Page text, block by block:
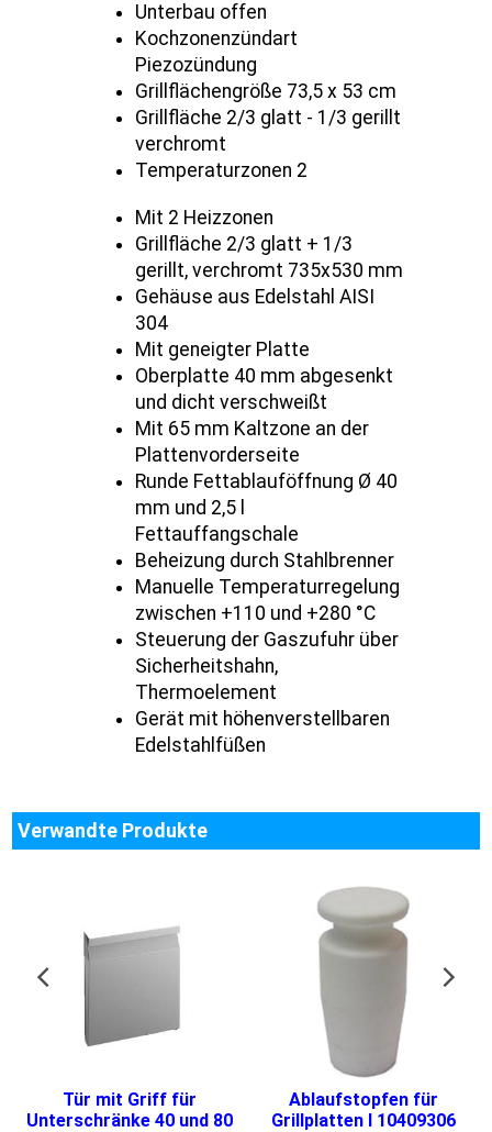
Unterbau offen
Kochzonenzündart
Piezozündung
Grillflächengröße 73,5 x 53 cm
Grillfläche 2/3 glatt - 1/3 gerillt
verchromt
Temperaturzonen 2
Mit 2 Heizzonen
Grillfläche 2/3 glatt + 1/3
gerillt, verchromt 735x530 mm
Gehäuse aus Edelstahl AISI
304
Mit geneigter Platte
Oberplatte 40 mm abgesenkt
und dicht verschweißt
Mit 65 mm Kaltzone an der
Plattenvorderseite
Runde Fettablauföffnung Ø 40
mm und 2,5 l
Fettauffangschale
Beheizung durch Stahlbrenner
Manuelle Temperaturregelung
zwischen +110 und +280 °C
Steuerung der Gaszufuhr über
Sicherheitshahn,
Thermoelement
Gerät mit höhenverstellbaren
Edelstahlfüßen
Verwandte Produkte
Tür mit Griff für
Unterschränke 40 und 80
Ablaufstopfen für
Grillplatten I 10409306